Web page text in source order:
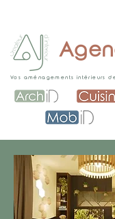
Vos aménagements intérieurs